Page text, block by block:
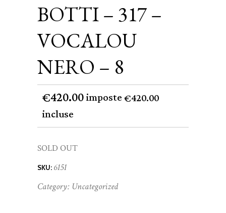
BOTTI – 317 –
VOCALOU
NERO – 8
€420.00imposte€420.00
incluse
SOLD OUT
SKU: 6151
Category: Uncategorized